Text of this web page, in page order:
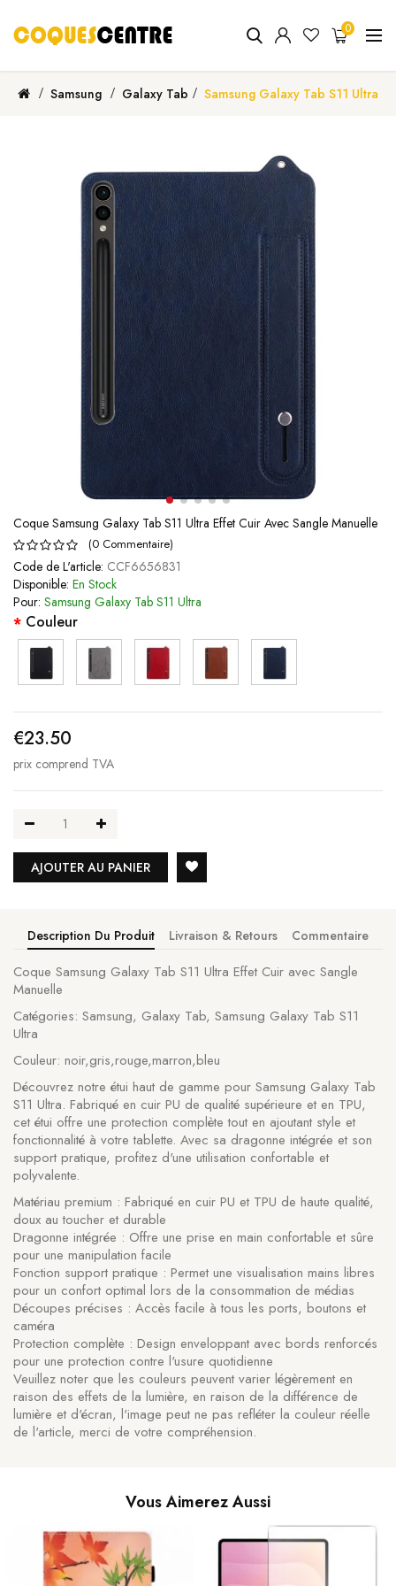
0
Samsung Galaxy Tab Samsung Galaxy Tab S11 Ultra
Coque Samsung Galaxy Tab S11 Ultra Effet Cuir Avec Sangle Manuelle
(0 Commentaire)
Code de L'article: CCF6656831
Disponible: En Stock
Pour: Samsung Galaxy Tab S11 Ultra
Couleur
€23.50
prix comprend TVA
AJOUTER AU PANIER
Description Du Produit Livraison & Retours Commentaire
Coque Samsung Galaxy Tab S11 Ultra Effet Cuir avec Sangle
Manuelle
Catégories: Samsung, Galaxy Tab, Samsung Galaxy Tab S11
Ultra
Couleur: noir,gris,rouge,marron,bleu
Découvrez notre étui haut de gamme pour Samsung Galaxy Tab
S11 Ultra. Fabriqué en cuir PU de qualité supérieure et en TPU,
cet étui offre une protection complète tout en ajoutant style et
fonctionnalité à votre tablette. Avec sa dragonne intégrée et son
support pratique, profitez d'une utilisation confortable et
polyvalente.
Matériau premium : Fabriqué en cuir PU et TPU de haute qualité,
doux au toucher et durable
Dragonne intégrée : Offre une prise en main confortable et sûre
pour une manipulation facile
Fonction support pratique : Permet une visualisation mains libres
pour un confort optimal lors de la consommation de médias
Découpes précises : Accès facile à tous les ports, boutons et
caméra
Protection complète : Design enveloppant avec bords renforcés
pour une protection contre l'usure quotidienne
Veuillez noter que les couleurs peuvent varier légèrement en
raison des effets de la lumière, en raison de la différence de
lumière et d'écran, l'image peut ne pas refléter la couleur réelle
de l'article, merci de votre compréhension.
Vous Aimerez Aussi